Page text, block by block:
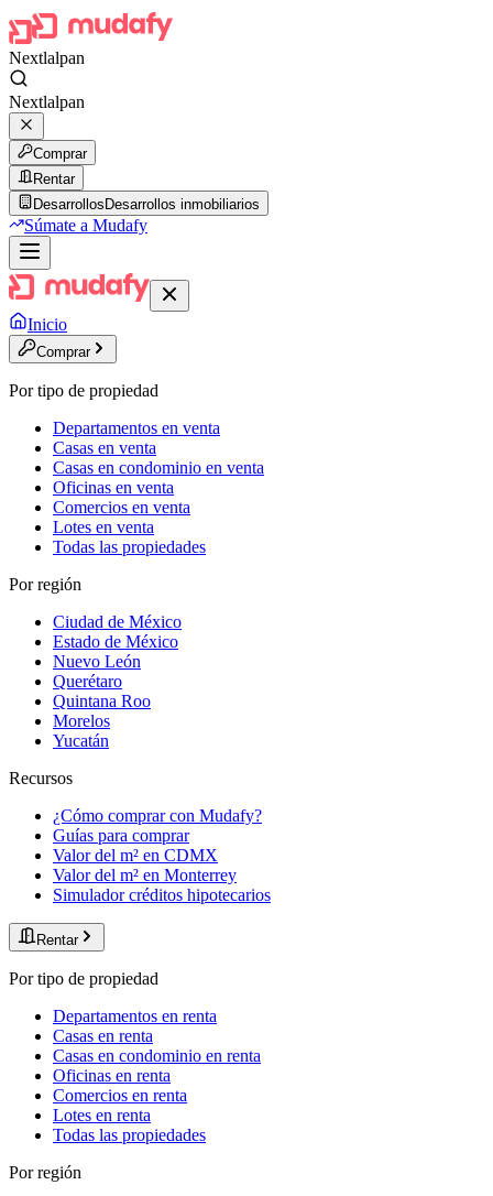
Nextlalpan
Nextlalpan
Comprar
Rentar
Desarrollos Desarrollos inmobiliarios
Súmate a Mudafy
Inicio
Comprar
Por tipo de propiedad
Departamentos en venta
Casas en venta
Casas en condominio en venta
Oficinas en venta
Comercios en venta
Lotes en venta
Todas las propiedades
Por región
Ciudad de México
Estado de México
Nuevo León
Querétaro
Quintana Roo
Morelos
Yucatán
Recursos
¿Cómo comprar con Mudafy?
Guías para comprar
Valor del m² en CDMX
Valor del m² en Monterrey
Simulador créditos hipotecarios
Rentar
Por tipo de propiedad
Departamentos en renta
Casas en renta
Casas en condominio en renta
Oficinas en renta
Comercios en renta
Lotes en renta
Todas las propiedades
Por región